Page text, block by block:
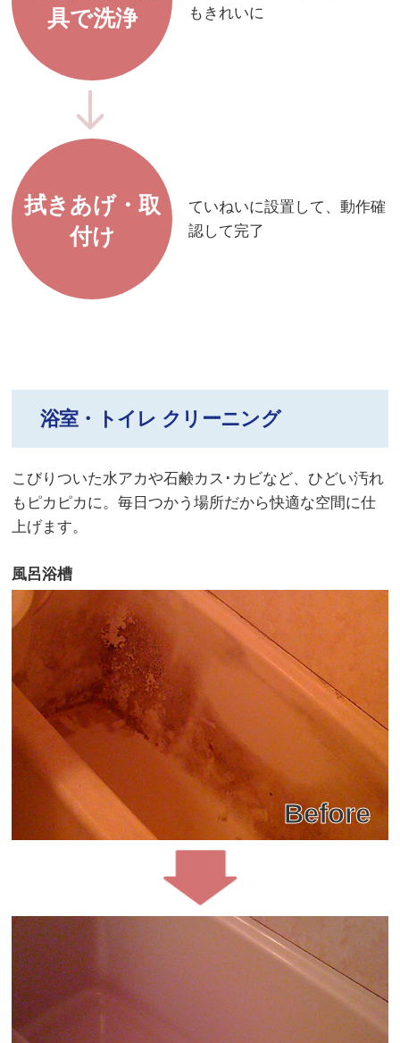
具で洗浄
もきれいに
拭きあげ・取
付け
ていねいに設置して、動作確
認して完了
浴室・トイレ クリーニング
こびりついた水アカや石鹸カス･カビなど、ひどい汚れ
もピカピカに。毎日つかう場所だから快適な空間に仕
上げます。
風呂浴槽